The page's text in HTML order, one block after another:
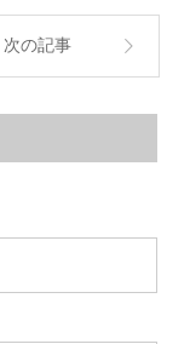
次の記事